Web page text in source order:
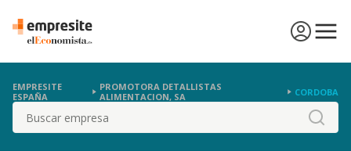
EMPRESITE
ESPAÑA
PROMOTORA DETALLISTAS
ALIMENTACION, SA
CORDOBA
Buscar